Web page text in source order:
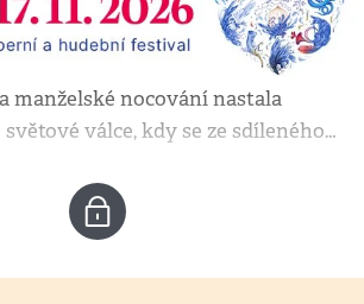
manželské nocování nastala
válce, kdy se ze sdíleného…